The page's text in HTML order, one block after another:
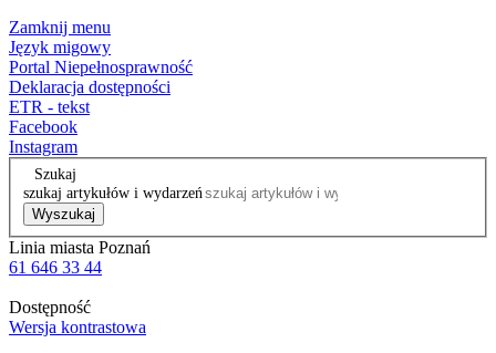
Zamknij menu
Język migowy
Portal Niepełnosprawność
Deklaracja dostępności
ETR - tekst
Facebook
Instagram
Szukaj
szukaj artykułów i wydarzeń
Wyszukaj
Linia miasta Poznań
61 646 33 44
Dostępność
Wersja kontrastowa